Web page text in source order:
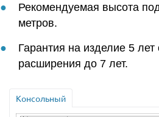
Рекомендуемая высота
метров.
Гарантия на изделие 5
расширения до 7 лет.
Консольный